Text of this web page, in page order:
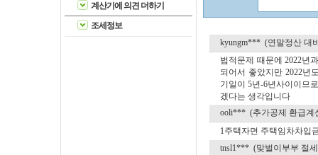
계산기에 의견 더하기
조세정보
kyungm*** (연말정산 대
법적문제 때문에 2022년
되어서 좋았지만 2022년
기일이 5년-6년사이이므
겠다는 생각입니다
ooli*** (추가공제 환급계
1주택자면 주택임차차입
tnsl1*** (맞벌이부부 절